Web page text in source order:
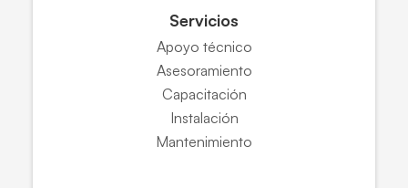
Servicios
Apoyo técnico
Asesoramiento
Capacitación
Instalación
Mantenimiento